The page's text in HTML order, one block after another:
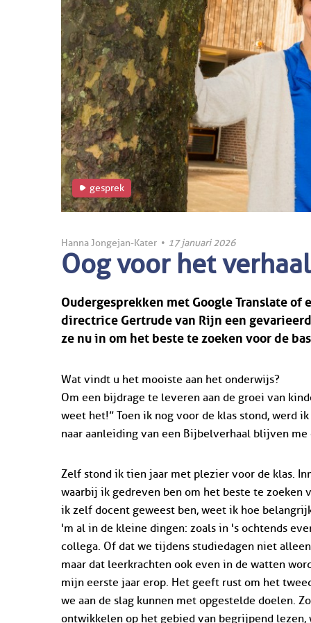
gesprek
Hanna Jongejan-Kater • 17 januari 2026
Oog voor het
Oudergesprekken met Google Translate
directrice Gertrude van Rijn een
ze nu in om het beste te zoeken voor de
Wat vindt u het mooiste aan het onderwijs?
Om een bijdrage te leveren aan de groei van
weet het!” Toen ik nog voor de klas stond,
naar aanleiding van een Bijbelverhaal blijven
Zelf stond ik tien jaar met plezier voor de klas.
waarbij ik gedreven ben om het beste te zoeken
ik zelf docent geweest ben, weet ik hoe
'm al in de kleine dingen: zoals in 's ochtends
collega. Of dat we tijdens studiedagen niet
maar dat leerkrachten ook even in de watten
mijn eerste jaar erop. Het geeft rust om het
we aan de slag kunnen met opgestelde doelen.
ontwikkelen op het gebied van begrijpend